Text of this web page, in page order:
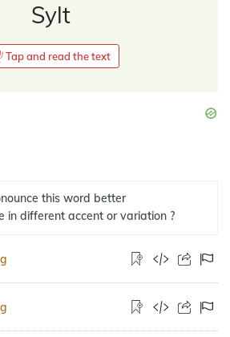
Sylt
Tap and read the text
this word better
in different accent or variation ?